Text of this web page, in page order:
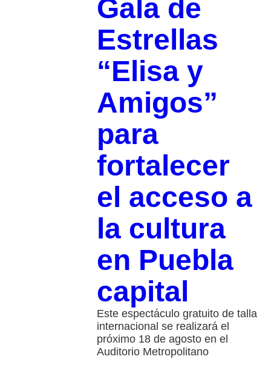
Gala de
Estrellas
“Elisa y
Amigos”
para
fortalecer
el acceso a
la cultura
en Puebla
capital
Este espectáculo gratuito de talla
internacional se realizará el
próximo 18 de agosto en el
Auditorio Metropolitano